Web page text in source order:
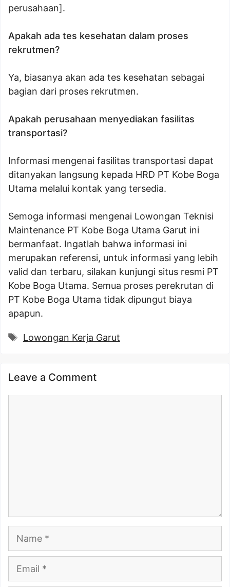
perusahaan].
Apakah ada tes kesehatan dalam proses
rekrutmen?
Ya, biasanya akan ada tes kesehatan sebagai
bagian dari proses rekrutmen.
Apakah perusahaan menyediakan fasilitas
transportasi?
Informasi mengenai fasilitas transportasi dapat
ditanyakan langsung kepada HRD PT Kobe Boga
Utama melalui kontak yang tersedia.
Semoga informasi mengenai Lowongan Teknisi
Maintenance PT Kobe Boga Utama Garut ini
bermanfaat. Ingatlah bahwa informasi ini
merupakan referensi, untuk informasi yang lebih
valid dan terbaru, silakan kunjungi situs resmi PT
Kobe Boga Utama. Semua proses perekrutan di
PT Kobe Boga Utama tidak dipungut biaya
apapun.
Tags
Lowongan Kerja Garut
Leave a Comment